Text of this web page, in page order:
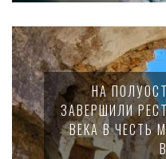
НА
ЗАВЕРШИЛИ
ВЕКА В ЧЕСТЬ